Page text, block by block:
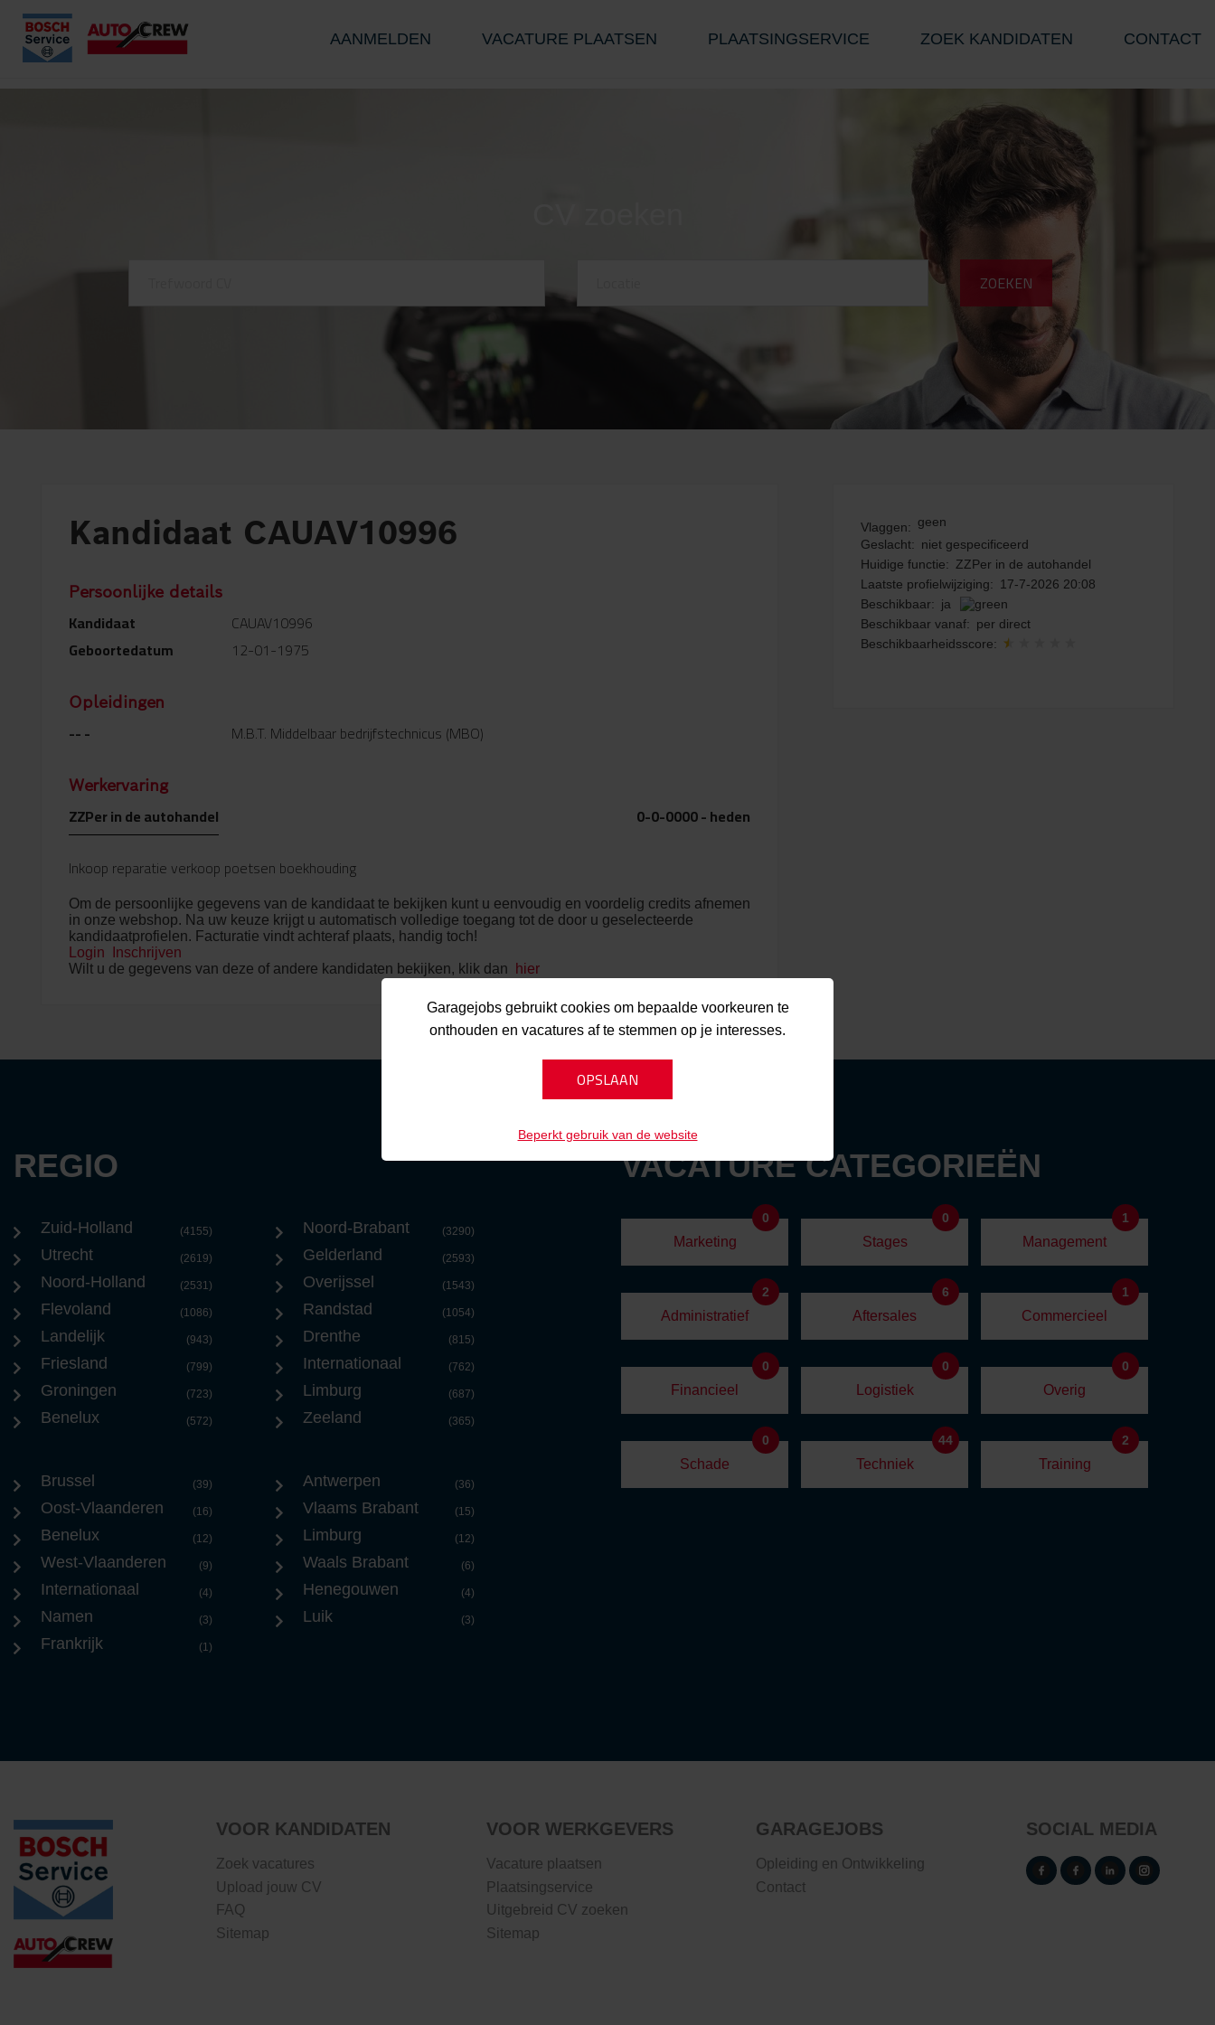
AANMELDEN VACATURE PLAATSEN PLAATSINGSERVICE ZOEK KANDIDATEN CONTACT
Kandidaat CAUAV10996
Persoonlijke details
Kandidaat
CAUAV10996
Geboortedatum
12-01-1975
Opleidingen
-- - M.B.T. Middelbaar bedrijfstechnicus (MBO)
Werkervaring
0-0-0000 - heden
ZZPer in de autohandel
Inkoop reparatie verkoop poetsen boekhouding
Om de persoonlijke gegevens van de kandidaat te bekijken kunt u eenvoudig en voordelig credits afnemen
in onze webshop. Na uw keuze krijgt u automatisch volledige toegang tot de door u geselecteerde
kandidaatprofielen. Facturatie vindt achteraf plaats, handig toch!
Login
Inschrijven
Wilt u de gegevens van deze of andere kandidaten bekijken, klik dan
hier
Vlaggen: geen
Geslacht: niet gespecificeerd
Huidige functie: ZZPer in de autohandel
Laatste profielwijziging: 17-7-2026 20:08
Beschikbaar: ja
Beschikbaar vanaf: per direct
Beschikbaarheidsscore:
REGIO
Zuid-Holland (4155) Noord-Brabant (3290)
Utrecht (2619) Gelderland (2593)
Noord-Holland (2531) Overijssel (1543)
Flevoland (1086) Randstad (1054)
Landelijk (943) Drenthe (815)
Friesland (799) Internationaal (762)
Groningen (723) Limburg (687)
Benelux (572) Zeeland (365)
Brussel (39) Antwerpen (36)
Oost-Vlaanderen (16) Vlaams Brabant (15)
Benelux (12) Limburg (12)
West-Vlaanderen (9) Waals Brabant (6)
Internationaal (4) Henegouwen (4)
Namen (3) Luik (3)
Frankrijk (1)
VACATURE CATEGORIEËN
Marketing
0
Stages
0
Management
1
Administratief
2
Aftersales
6
Commercieel
1
Financieel
0
Logistiek
0
Overig
0
Schade
0
Techniek
44
Training
2
VOOR KANDIDATEN
Zoek vacatures
Upload jouw CV
FAQ
Sitemap
VOOR WERKGEVERS
Vacature plaatsen
Plaatsingservice
Uitgebreid CV zoeken
Sitemap
GARAGEJOBS
Opleiding en Ontwikkeling
Contact
SOCIAL MEDIA
Garagejobs gebruikt cookies om bepaalde voorkeuren te
onthouden en vacatures af te stemmen op je interesses.
Beperkt gebruik van de website